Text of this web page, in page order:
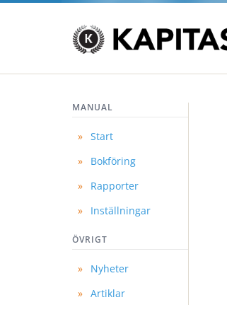
MANUAL
» Start
»
Bokföring
»
Rapporter
»
Inställningar
ÖVRIGT
»
Nyheter
» Artiklar